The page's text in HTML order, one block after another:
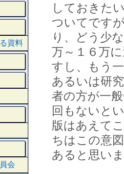
しておきた
ついてです
り、どう少
万～１６万
すし、もう
あるいは研
者の方が一
回もないと
版はあえて
ちはこの意
あると思い
資料
会